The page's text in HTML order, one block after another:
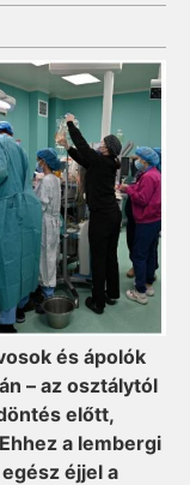
és ápolók
– az osztálytól
előtt,
a lembergi
éjjel a